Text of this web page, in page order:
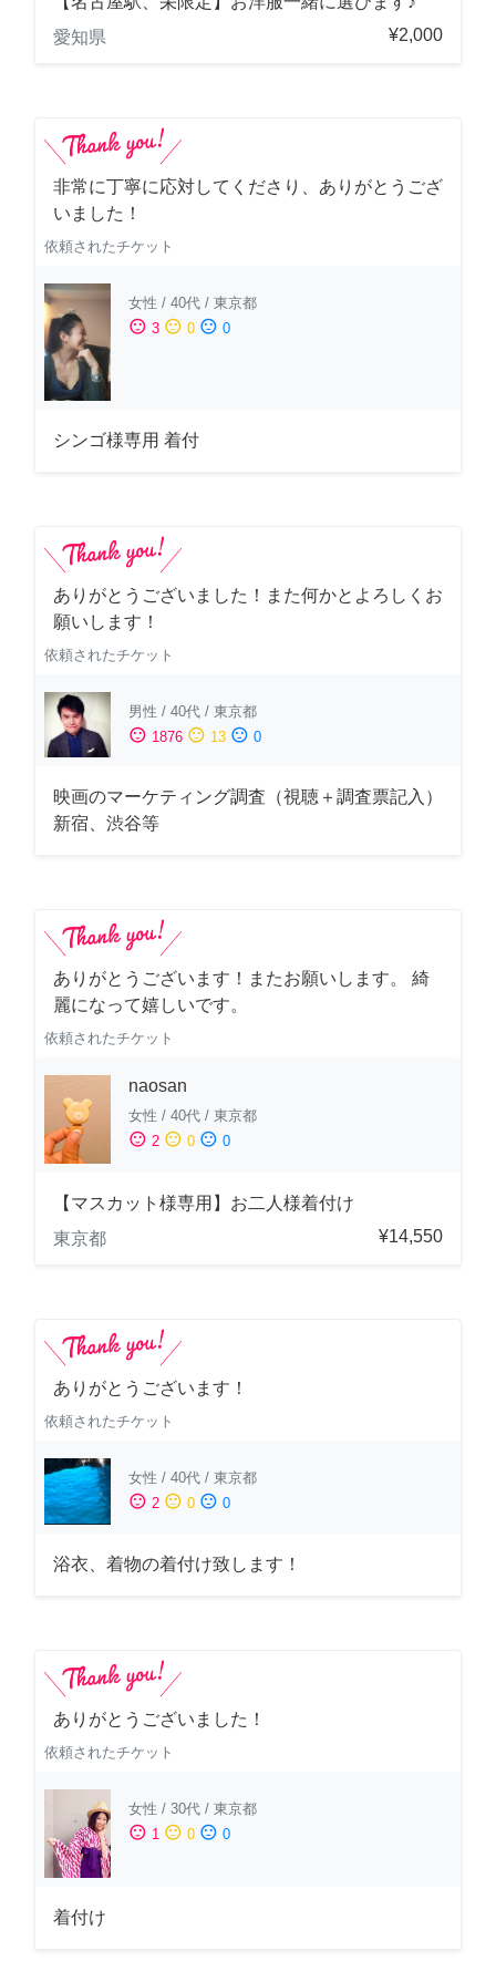
愛知県
¥2,000
非常に丁寧に応対してくださり、ありがとうござ
いました！
依頼されたチケット
女性 / 40代 / 東京都
sentiment_satisfied 3 sentiment_neutral 0 sentiment_dissatisfied 0
シンゴ様専用 着付
ありがとうございました！また何かとよろしくお
願いします！
依頼されたチケット
男性 / 40代 / 東京都
sentiment_satisfied 1876 sentiment_neutral 13 sentiment_dissatisfied 0
映画のマーケティング調査（視聴＋調査票記入）
新宿、渋谷等
ありがとうございます！またお願いします。 綺
麗になって嬉しいです。
依頼されたチケット
naosan
女性 / 40代 / 東京都
sentiment_satisfied 2 sentiment_neutral 0 sentiment_dissatisfied 0
【マスカット様専用】お二人様着付け
東京都
¥14,550
ありがとうございます！
依頼されたチケット
女性 / 40代 / 東京都
sentiment_satisfied 2 sentiment_neutral 0 sentiment_dissatisfied 0
浴衣、着物の着付け致します！
ありがとうございました！
依頼されたチケット
女性 / 30代 / 東京都
sentiment_satisfied 1 sentiment_neutral 0 sentiment_dissatisfied 0
着付け